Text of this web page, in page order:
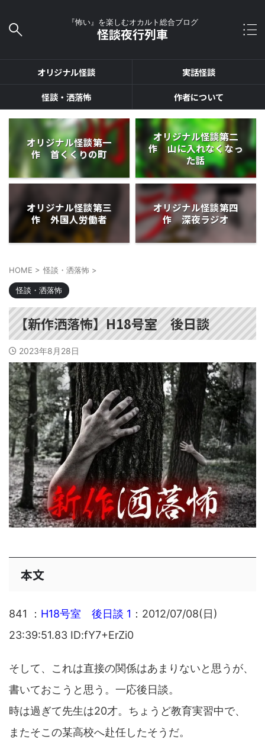
『怖い』を楽しむオカルト総合ブログ
怪談夜行列車
オリジナル怪談
実話怪談
怪談・洒落怖
作者について
オリジナル怪談第一
作 首くくりの町
オリジナル怪談第二
作 山に入れなくなっ
た話
オリジナル怪談第三
作 外国人労働者
オリジナル怪談第四
作 深夜ラジオ
HOME > 怪談・洒落怖 >
怪談・洒落怖
【新作洒落怖】H18号室 後日談
2023年8月28日
本文
841 ： H18号室 後日談 1 ：2012/07/08(日)
23:39:51.83 ID:fY7+ErZi0
そして、これは直接の関係はあまりないと思うが、
書いておこうと思う。一応後日談。
時は過ぎて先生は20才。ちょうど教育実習中で、
またそこの某高校へ赴任したそうだ。